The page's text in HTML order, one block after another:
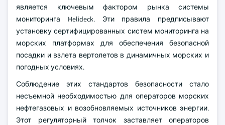
является ключевым фактором рынка системы
мониторинга Helideck. Эти правила предписывают
установку сертифицированных систем мониторинга на
морских платформах для обеспечения безопасной
посадки и взлета вертолетов в динамичных морских и
погодных условиях.
Соблюдение этих стандартов безопасности стало
несъемной необходимостью для операторов морских
нефтегазовых и возобновляемых источников энергии.
Этот регуляторный толчок заставляет операторов